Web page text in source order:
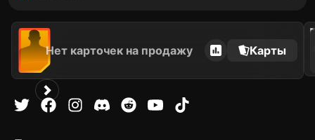
Нет карточек на продажу Карты
2023